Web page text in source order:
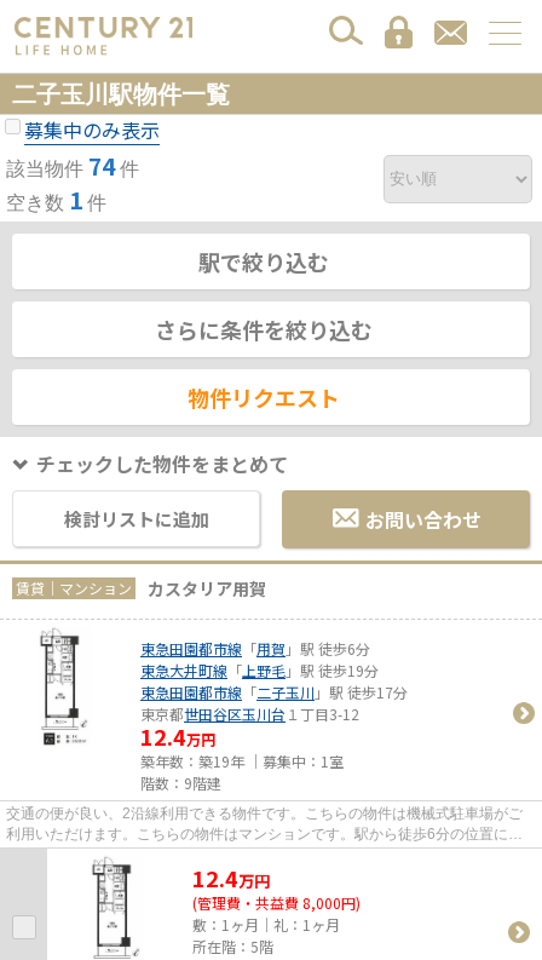
二子玉川駅物件一覧
募集中のみ表示
該当物件 74件
空き数 1 件
駅で絞り込む
さらに条件を絞り込む
物件リクエスト
チェックした物件をまとめて
検討リストに追加 お問い合わせ
賃貸｜マンション カスタリア用賀
東急田園都市線 「用賀 」駅 徒歩6分
東急大井町線 「 上野毛」駅 徒歩19分
東急田園都市線 「二子玉川 」駅 徒歩17分
東京都世田谷区玉川台 １丁目3-12
12.4万円
築年数：築19年 ｜募集中： 1室
階数：9階建
交通の便が良い、2沿線利用できる物件です。こちらの物件は機械式駐車場がご
利用いただけます。こちらの物件はマンションです。駅から徒歩6分の位置にあ
る物件なので、アクセスも良好...
12.4万円
(管理費・共益費 8,000円)
敷：1ヶ月｜礼：1ヶ月
所在階：5階